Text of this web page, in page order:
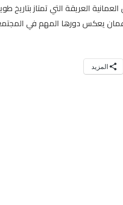
العمانية العريقة التي تمتاز
يعكس دورها المهم في المجتمع
المزيد